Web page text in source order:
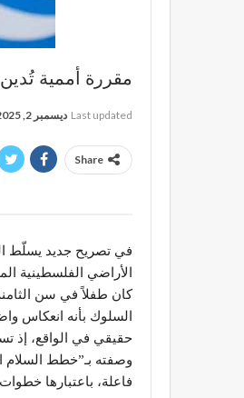
مقررة أممية
Last updated ديسمبر 2, 2025
Share
في تصريح جديد يسلّط
الأراضي الفلسطينية
كان طفلاً في سن
السلوك بأنه انعكاس
حقيقي في الواقع، إذ
وصفته بـ”خطط
فاعلة، باعتبارها